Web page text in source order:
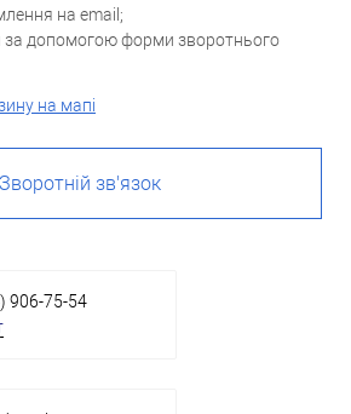
на email;
за допомогою форми зворотнього
на мапі
Зворотній зв'язок
906-75-54